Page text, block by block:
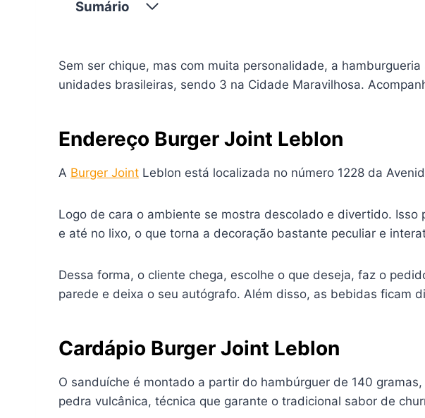
Sumário
Sem ser chique, mas com muita personalidade, a
unidades brasileiras, sendo 3 na Cidade Maravilhosa.
Endereço Burger Joint Leblon
A Burger Joint Leblon está localizada no número 1228 da
Logo de cara o ambiente se mostra descolado e divertido.
e até no lixo, o que torna a decoração bastante peculiar e
Dessa forma, o cliente chega, escolhe o que deseja, faz o
parede e deixa o seu autógrafo. Além disso, as bebidas ficam
Cardápio Burger Joint Leblon
O sanduíche é montado a partir do hambúrguer de 140
pedra vulcânica, técnica que garante o tradicional sabor de